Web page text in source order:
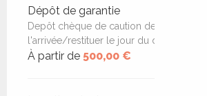
Dépôt de garantie
Depôt chèque de caution de 500 euros à
l'arrivée/restituer le jour du départ
À partir de 500,00 €